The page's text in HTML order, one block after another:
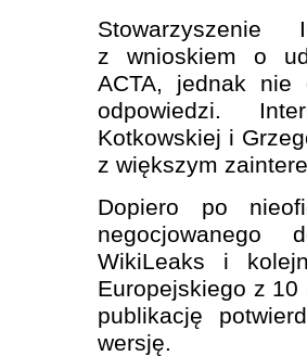
z wnioskiem o
ACTA, jednak nie
odpowiedzi.
Kotkowskiej i
z większym
Dopiero po
negocjowanego
WikiLeaks i
Europejskiego z
publikację
wersję.